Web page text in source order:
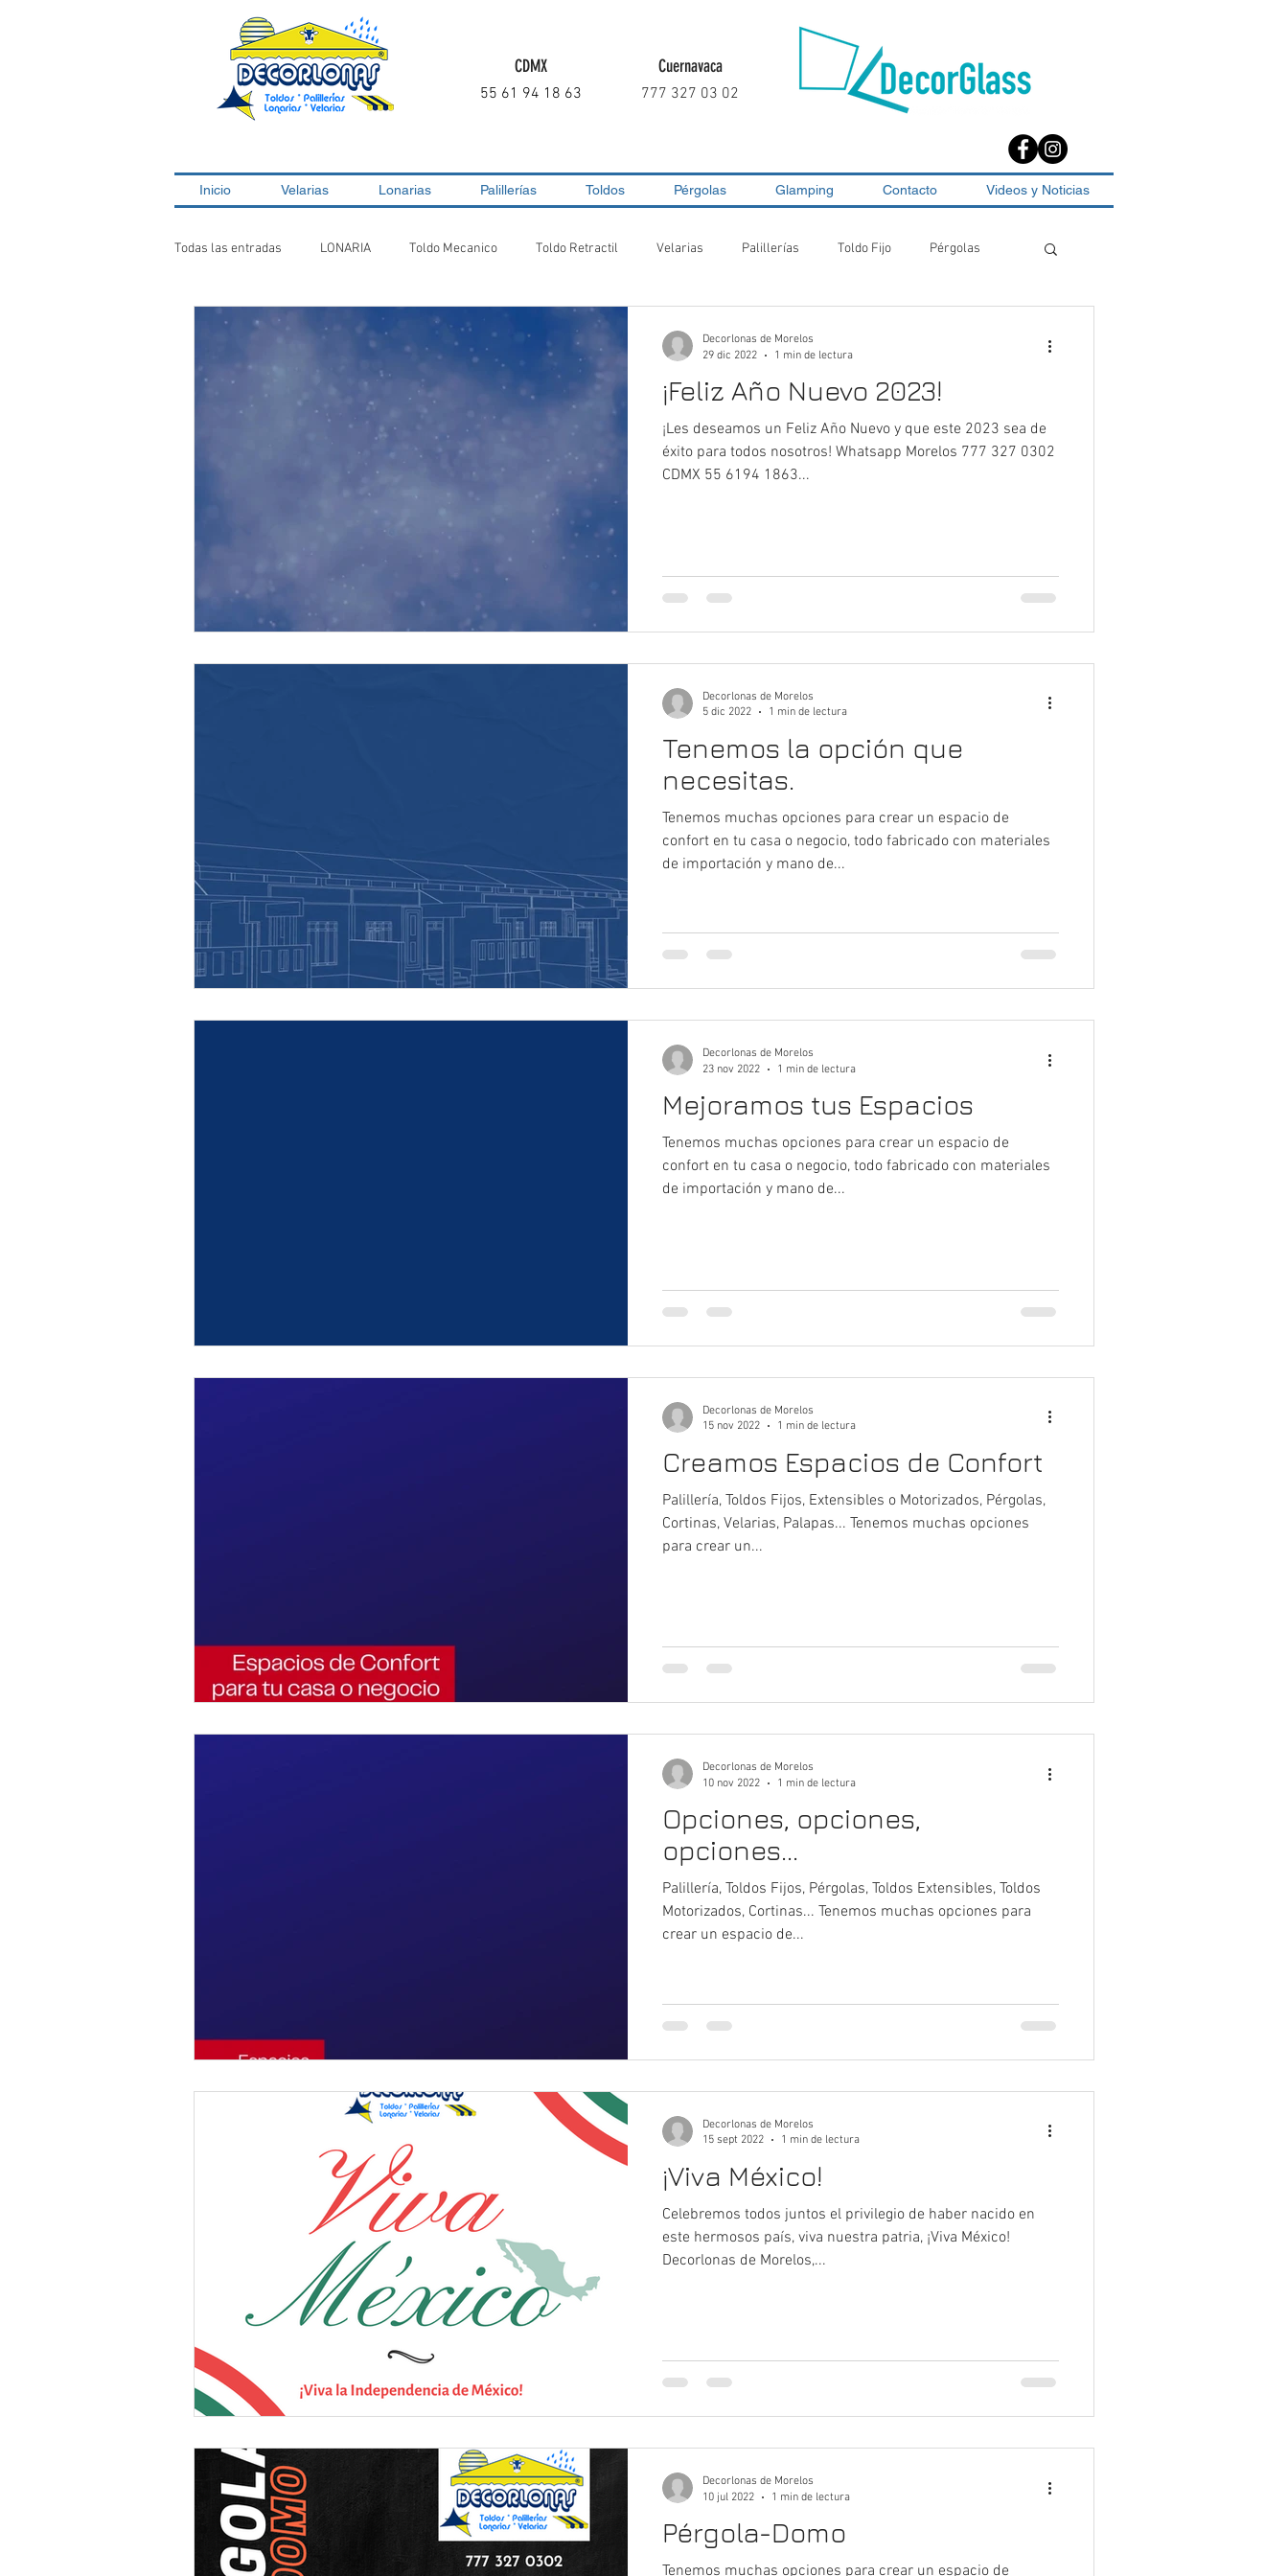
CDMX
55 61 94 18 63
Cuernavaca
777 327 03 02
Inicio Velarias Lonarias Palillerías Toldos Pérgolas Glamping Contacto Videos y Noticias
Todas las entradas LONARIA Toldo Mecanico Toldo Retractil Velarias Palillerías Toldo Fijo Pérgolas
Glamping Toldos
¡Feliz Año Nuevo 2023!
¡Les deseamos un Feliz Año Nuevo y que este 2023 sea de
éxito para todos nosotros! Whatsapp Morelos 777 327 0302
CDMX 55 6194 1863‬...
Decorlonas de Morelos
29 dic 2022
1 min de lectura
Tenemos la opción que
necesitas.
Tenemos muchas opciones para crear un espacio de
confort en tu casa o negocio, todo fabricado con materiales
de importación y mano de...
Decorlonas de Morelos
5 dic 2022
1 min de lectura
Mejoramos tus Espacios
Tenemos muchas opciones para crear un espacio de
confort en tu casa o negocio, todo fabricado con materiales
de importación y mano de...
Decorlonas de Morelos
23 nov 2022
1 min de lectura
Creamos Espacios de Confort
Palillería, Toldos Fijos, Extensibles o Motorizados, Pérgolas,
Cortinas, Velarias, Palapas... Tenemos muchas opciones
para crear un...
Decorlonas de Morelos
15 nov 2022
1 min de lectura
Opciones, opciones,
opciones...
Palillería, Toldos Fijos, Pérgolas, Toldos Extensibles, Toldos
Motorizados, Cortinas... Tenemos muchas opciones para
crear un espacio de...
Decorlonas de Morelos
10 nov 2022
1 min de lectura
¡Viva México!
Celebremos todos juntos el privilegio de haber nacido en
este hermosos país, viva nuestra patria, ¡Viva México!
Decorlonas de Morelos,...
Decorlonas de Morelos
15 sept 2022
1 min de lectura
Pérgola-Domo
Tenemos muchas opciones para crear un espacio de
Decorlonas de Morelos
10 jul 2022
1 min de lectura